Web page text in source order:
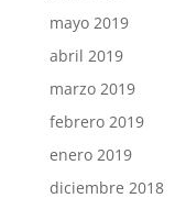
mayo 2019
abril 2019
marzo 2019
febrero 2019
enero 2019
diciembre 2018